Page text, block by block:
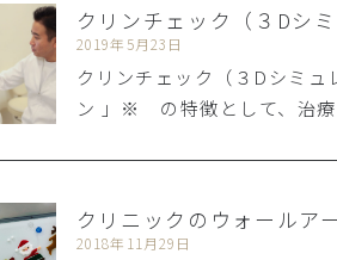
クリンチェック（３Dシ
2019年5月23日
クリンチェック（３Dシミ
ン 」※ の特徴として、治
クリニックのウォールア
2018年11月29日